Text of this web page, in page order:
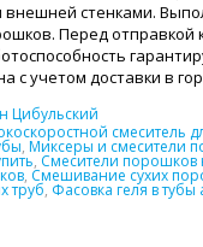
внешней стенками.
Перед отправкой
с учетом доставки в
Цибульский
смеситель
, Миксеры и смесители
, Смесители порошков
, Смешивание сухих
труб, Фасовка геля в